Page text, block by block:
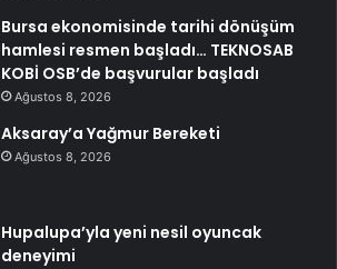
Bursa ekonomisinde tarihi dönüşüm
hamlesi resmen başladı… TEKNOSAB
KOBİ OSB’de başvurular başladı
Ağustos 8, 2026
Aksaray’a Yağmur Bereketi
Ağustos 8, 2026
Hupalupa’yla yeni nesil oyuncak
deneyimi